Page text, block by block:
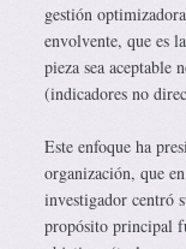
gestión
envolvente, que es
pieza sea aceptable
(indicadores no
Este enfoque ha
organización, que
investigador centró
propósito principal